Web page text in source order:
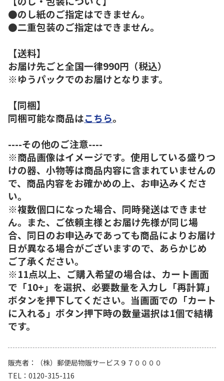
●のし紙のご指定はできません。
●二重包装のご指定はできません。
【送料】
お届け先ごと全国一律990円（税込）
※ゆうパックでのお届けとなります。
【同梱】
同梱可能な商品はこちら。
----その他のご注意----
※商品画像はイメージです。使用している盛りつ
けの器、小物等は商品内容に含まれていませんの
で、商品内容をお確かめの上、お申込みくださ
い。
※複数個口になった場合、同時発送はできませ
ん。また、ご依頼主様とお届け先様が同じ場
合、同日のお申込みであっても商品によりお届け
日が異なる場合がございますので、あらかじめ
ご了承ください。
※11点以上、ご購入希望の場合は、カート画面
で「10+」を選択、必要数量を入力し「再計算」
ボタンを押下してください。当画面での「カート
に入れる」ボタン押下時の数量選択は1個で結構
です。
販売者
（株）郵便局物販サービス９７００００
TEL
0120-315-116